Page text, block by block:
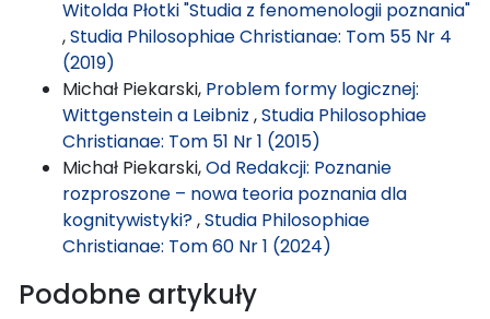
Witolda Płotki "Studia z fenomenologii poznania"
,Studia Philosophiae Christianae: Tom 55 Nr 4
(2019)
Michał Piekarski, Problem formy logicznej:
Wittgenstein a Leibniz ,Studia Philosophiae
Christianae: Tom 51 Nr 1 (2015)
Michał Piekarski,Od Redakcji: Poznanie
rozproszone – nowa teoria poznania dla
kognitywistyki?,Studia Philosophiae
Christianae: Tom 60 Nr 1 (2024)
Podobne artykuły